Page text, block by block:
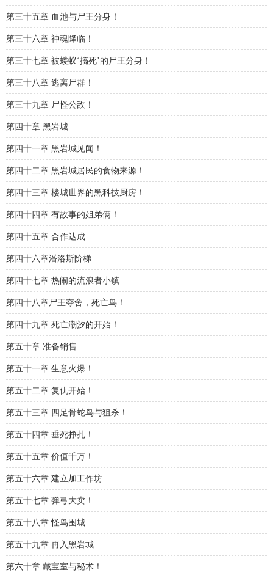
第三十五章 血池与尸王分身！
第三十六章 神魂降临！
第三十七章 被蝼蚁‘搞死’的尸王分身！
第三十八章 逃离尸群！
第三十九章 尸怪公敌！
第四十章 黑岩城
第四十一章 黑岩城见闻！
第四十二章 黑岩城居民的食物来源！
第四十三章 楼城世界的黑科技厨房！
第四十四章 有故事的姐弟俩！
第四十五章 合作达成
第四十六章潘洛斯阶梯
第四十七章 热闹的流浪者小镇
第四十八章尸王夺舍，死亡鸟！
第四十九章 死亡潮汐的开始！
第五十章 准备销售
第五十一章 生意火爆！
第五十二章 复仇开始！
第五十三章 四足骨蛇鸟与狙杀！
第五十四章 垂死挣扎！
第五十五章 价值千万！
第五十六章 建立加工作坊
第五十七章 弹弓大卖！
第五十八章 怪鸟围城
第五十九章 再入黑岩城
第六十章 藏宝室与秘术！